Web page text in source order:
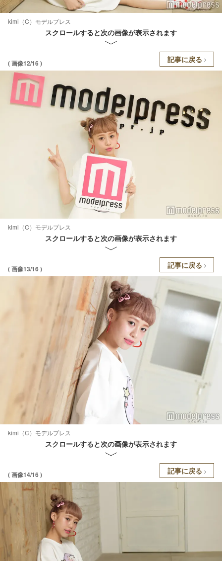
kimi（C）モデルプレス
スクロールすると次の画像が表示されます
( 画像12/16 ) 記事に戻る
kimi（C）モデルプレス
スクロールすると次の画像が表示されます
( 画像13/16 ) 記事に戻る
kimi（C）モデルプレス
スクロールすると次の画像が表示されます
( 画像14/16 ) 記事に戻る